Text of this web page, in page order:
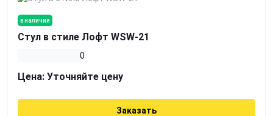
в наличии
Стул в стиле Лофт WSW-21
0
Цена: Уточняйте цену
Заказать